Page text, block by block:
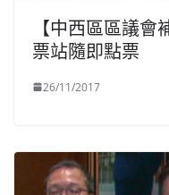
【中西區區議
票站隨即點票
26/11/2017